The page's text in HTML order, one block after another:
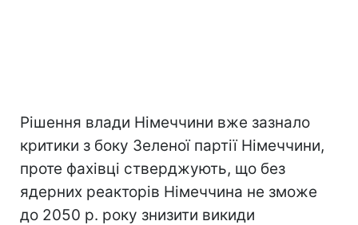
Рішення влади Німеччини вже зазнало
критики з боку Зеленої партії Німеччини,
проте фахівці стверджують, що без
ядерних реакторів Німеччина не зможе
до 2050 р. року знизити викиди